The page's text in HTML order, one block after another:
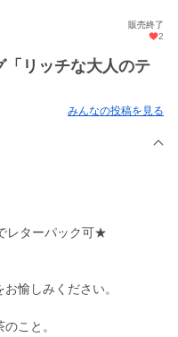
販売終了
2
リッチな大人のテ
みんなの投稿を見る
レターパック可★
愉しみください。
こと。